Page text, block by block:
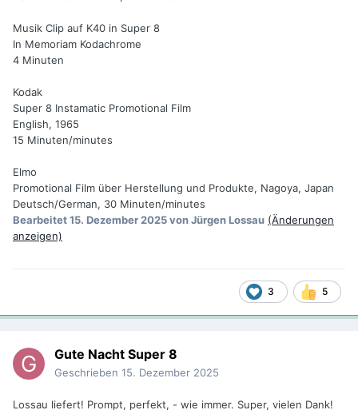
Musik Clip auf K40 in Super 8
In Memoriam Kodachrome
4 Minuten
Kodak
Super 8 Instamatic Promotional Film
English, 1965
15 Minuten/minutes
Elmo
Promotional Film über Herstellung und Produkte, Nagoya, Japan
Deutsch/German, 30 Minuten/minutes
Bearbeitet15. Dezember 2025von Jürgen Lossau (Änderungen
anzeigen)
3 5
Gute Nacht Super 8
Geschrieben 15. Dezember 2025
Lossau liefert! Prompt, perfekt, - wie immer. Super, vielen Dank!